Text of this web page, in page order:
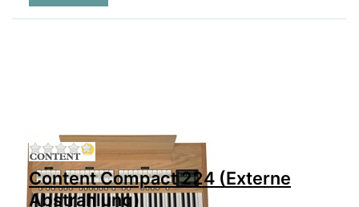
Zu diesem Produkt liegen noch keine
Content Compact 224 (Externe
Abstrahlung)